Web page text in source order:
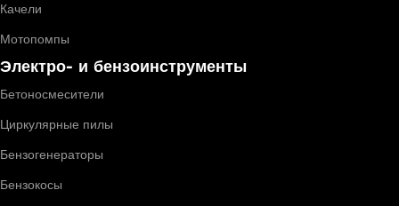
Качели
Мотопомпы
Электро- и бензоинструменты
Бетоносмесители
Циркулярные пилы
Бензогенераторы
Бензокосы